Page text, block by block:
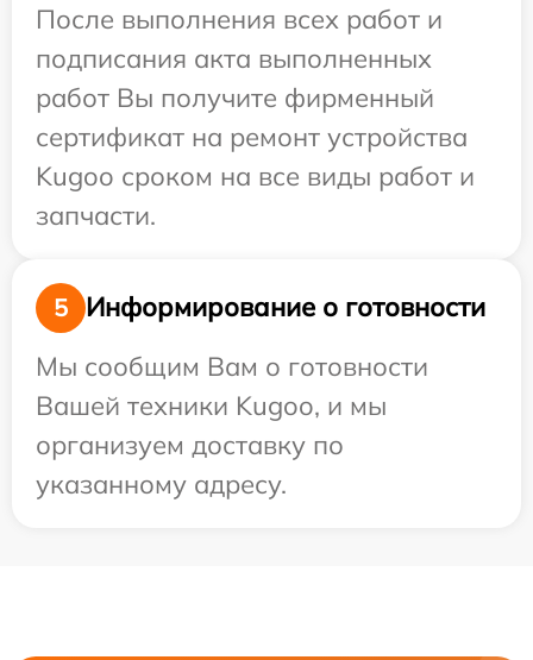
После выполнения всех работ и
подписания акта выполненных
работ Вы получите фирменный
сертификат на ремонт устройства
Kugoo сроком на все виды работ и
запчасти.
5
Информирование о готовности
Мы сообщим Вам о готовности
Вашей техники Kugoo, и мы
организуем доставку по
указанному адресу.